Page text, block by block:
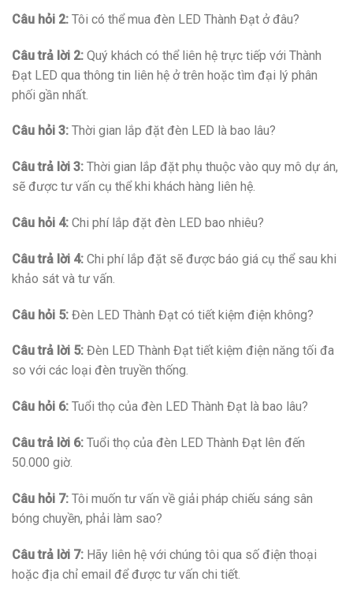
Câu hỏi 2: Tôi có thể mua đèn LED Thành Đạt ở đâu?
Câu trả lời 2: Quý khách có thể liên hệ trực tiếp với Thành
Đạt LED qua thông tin liên hệ ở trên hoặc tìm đại lý phân
phối gần nhất.
Câu hỏi 3: Thời gian lắp đặt đèn LED là bao lâu?
Câu trả lời 3: Thời gian lắp đặt phụ thuộc vào quy mô dự án,
sẽ được tư vấn cụ thể khi khách hàng liên hệ.
Câu hỏi 4: Chi phí lắp đặt đèn LED bao nhiêu?
Câu trả lời 4: Chi phí lắp đặt sẽ được báo giá cụ thể sau khi
khảo sát và tư vấn.
Câu hỏi 5: Đèn LED Thành Đạt có tiết kiệm điện không?
Câu trả lời 5: Đèn LED Thành Đạt tiết kiệm điện năng tối đa
so với các loại đèn truyền thống.
Câu hỏi 6: Tuổi thọ của đèn LED Thành Đạt là bao lâu?
Câu trả lời 6: Tuổi thọ của đèn LED Thành Đạt lên đến
50.000 giờ.
Câu hỏi 7: Tôi muốn tư vấn về giải pháp chiếu sáng sân
bóng chuyền, phải làm sao?
Câu trả lời 7: Hãy liên hệ với chúng tôi qua số điện thoại
hoặc địa chỉ email để được tư vấn chi tiết.